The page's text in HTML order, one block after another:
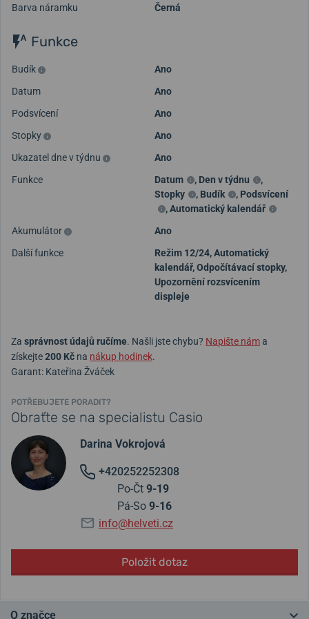
Barva náramku Černá
Funkce
Budík
Ano
Datum
Ano
Podsvícení
Ano
Stopky
Ano
Ukazatel dne v týdnu
Ano
Funkce
Datum , Den v týdnu
,
Stopky
, Budík , Podsvícení
,Automatický kalendář
Akumulátor
Ano
Další funkce
Režim 12/24, Automatický
kalendář, Odpočítávací stopky,
Upozornění rozsvícením
displeje
Za správnost údajů ručíme. Našli jste chybu? Napište náma
získejte200 Kč na nákup hodinek.
Garant: Kateřina Žváček
POTŘEBUJETE PORADIT?
Obraťte se na specialistu Casio
Darina Vokrojová
+420252252308
Po-Čt 9-19
Pá-So 9-16
info@helveti.cz
Položit dotaz
O značce